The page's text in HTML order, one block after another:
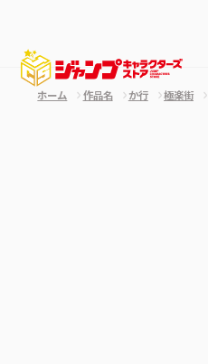
ホーム 作品名 か行 極楽街